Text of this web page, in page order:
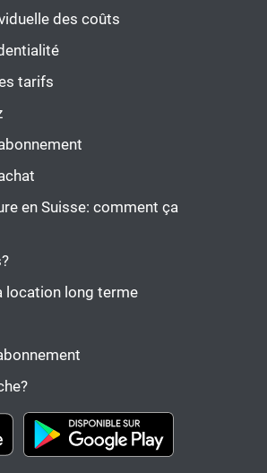
des coûts
tarifs
en Suisse: comment ça
location long terme